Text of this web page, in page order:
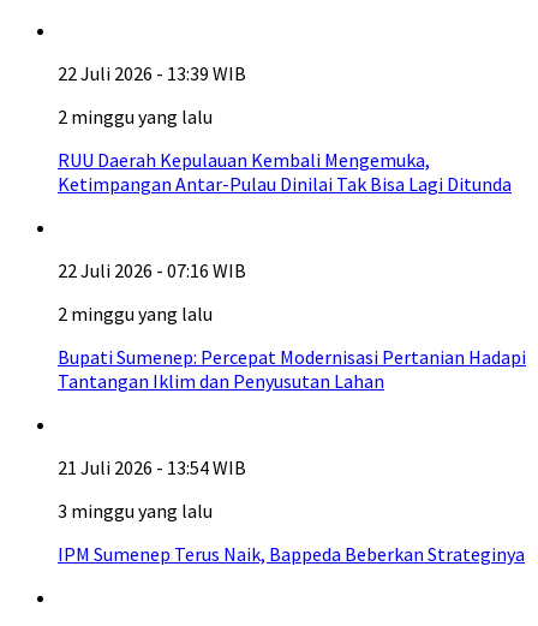
22 Juli 2026 - 13:39 WIB
2 minggu yang lalu
RUU Daerah Kepulauan Kembali Mengemuka,
Ketimpangan Antar-Pulau Dinilai Tak Bisa Lagi Ditunda
22 Juli 2026 - 07:16 WIB
2 minggu yang lalu
Bupati Sumenep: Percepat Modernisasi Pertanian Hadapi
Tantangan Iklim dan Penyusutan Lahan
21 Juli 2026 - 13:54 WIB
3 minggu yang lalu
IPM Sumenep Terus Naik, Bappeda Beberkan Strateginya